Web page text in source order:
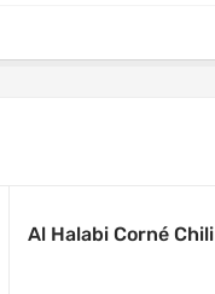
Al Halabi Corné Chili